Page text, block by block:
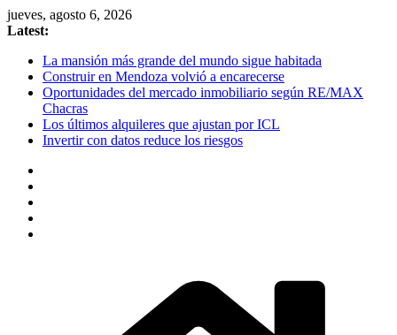
Skip
to
jueves, agosto 6, 2026
Latest:
La mansión más grande del mundo sigue habitada
Construir en Mendoza volvió a encarecerse
Oportunidades del mercado inmobiliario según RE/MAX
Chacras
Los últimos alquileres que ajustan por ICL
Invertir con datos reduce los riesgos